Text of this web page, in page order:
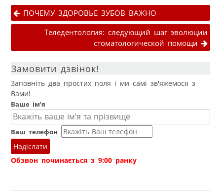
Навігація публікаціями
ПОЧЕМУ ЗДОРОВЬЕ ЗУБОВ ВАЖНО
Теледентология: следующий шаг эволюции
стоматологической помощи
Замовити дзвінок!
Заповніть два простих поля і ми самі зв'яжемося з
Вами!
Ваше ім’я
Ваш телефон
Надіслати
Обзвон починається з 9:00 ранку